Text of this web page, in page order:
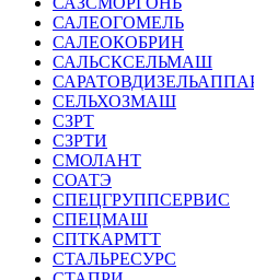
САЛЕОГОМЕЛЬ
САЛЕОКОБРИН
САЛЬСКСЕЛЬМАШ
СЕЛЬХОЗМАШ
СЗРТ
СЗРТИ
СМОЛАНТ
СОАТЭ
СПЕЦГРУППСЕРВИС
СПЕЦМАШ
СПТКАРМТТ
СТАЛЬРЕСУРС